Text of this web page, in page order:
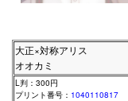
大正×対称アリス
オオカミ
L判：300円
プリント番号： 1040110817